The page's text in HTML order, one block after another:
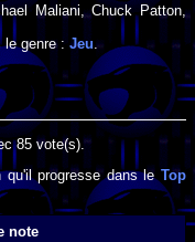
Maliani ,Chuck Patton ,
le genre :Jeu .
85 vote(s).
qu'il progresse dans le Top
note